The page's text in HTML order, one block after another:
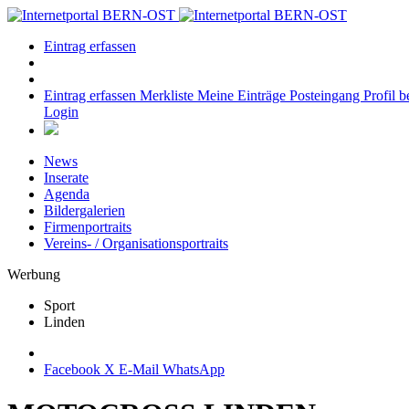
Eintrag erfassen
Eintrag erfassen Merkliste Meine Einträge Posteingang Profil
Login
News
Inserate
Agenda
Bildergalerien
Firmenportraits
Vereins- / Organisationsportraits
Werbung
Sport
Linden
Facebook X E-Mail WhatsApp